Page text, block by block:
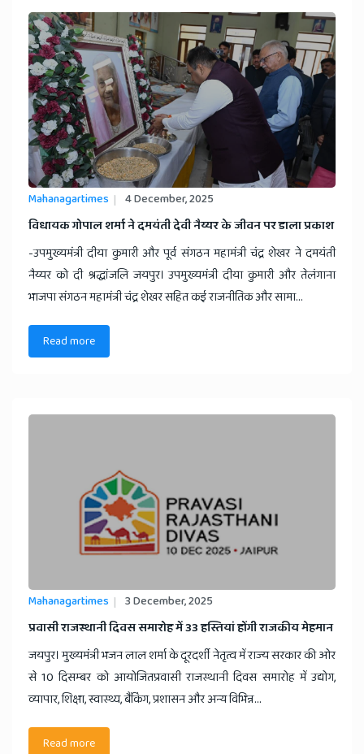
Mahanagartimes 4 December, 2025
विधायक गोपाल शर्मा ने दमयंती देवी नैय्यर के जीवन पर डाला प्रकाश
-उपमुख्यमंत्री दीया कुमारी और पूर्व संगठन महामंत्री चंद्र शेखर ने दमयंती
नैय्यर को दी श्रद्धांजलि जयपुर। उपमुख्यमंत्री दीया कुमारी और तेलंगाना
भाजपा संगठन महामंत्री चंद्र शेखर सहित कई राजनीतिक और सामा...
Read more
Mahanagartimes 3 December, 2025
​प्रवासी राजस्थानी दिवस समारोह में 33 हस्तियां होंगी राजकीय मेहमान
जयपुर। मुख्यमंत्री भजन लाल शर्मा के दूरदर्शी नेतृत्व में राज्य सरकार की ओर
से 10 दिसम्बर को आयोजितप्रवासी राजस्थानी दिवस समारोह में उद्योग,
व्यापार, शिक्षा, स्वास्थ्य, बैंकिंग, प्रशासन और अन्य विभिन्न...
Read more